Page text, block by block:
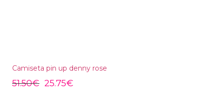
Camiseta pin up denny rose
51.50€ 25.75€